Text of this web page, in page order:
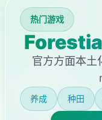
热门游戏
官方方面本土
养成 种田